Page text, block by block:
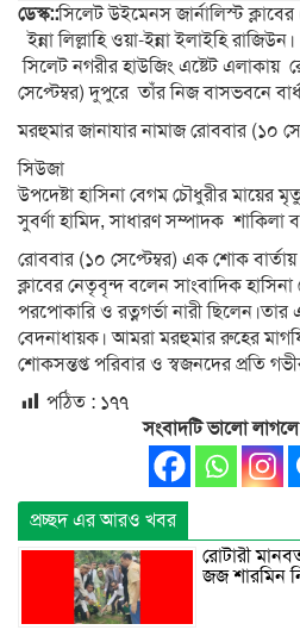
ডেস্ক::সিলেট উইমেনস জার্নালিস্ট
ইন্না লিল্লাহি ওয়া-ইন্না ইলাইহি রাজিউন।
সিলেট নগরীর হাউজিং এষ্টেট এলাকায়
সেপ্টেম্বর) দুপুরে তাঁর নিজ বাসভবনে
মরহুমার জানাযার নামাজ রোববার (১০
সিউজা
উপদেষ্টা হাসিনা বেগম চৌধুরীর মায়ের
সুবর্ণা হামিদ, সাধারণ সম্পাদক শাকিলা
রোববার (১০ সেপ্টেম্বর) এক শোক
ক্লাবের নেতৃবৃন্দ বলেন সাংবাদিক
পরপোকারি ও রত্নগর্ভা নারী
বেদনাধায়ক। আমরা মরহুমার রুহের
শোকসন্তপ্ত পরিবার ও স্বজনদের প্রতি
পঠিত : ১৭৭
সংবাদটি ভালো
প্রচ্ছদ এর আরও খবর
রোটারী
জজ শারমিন